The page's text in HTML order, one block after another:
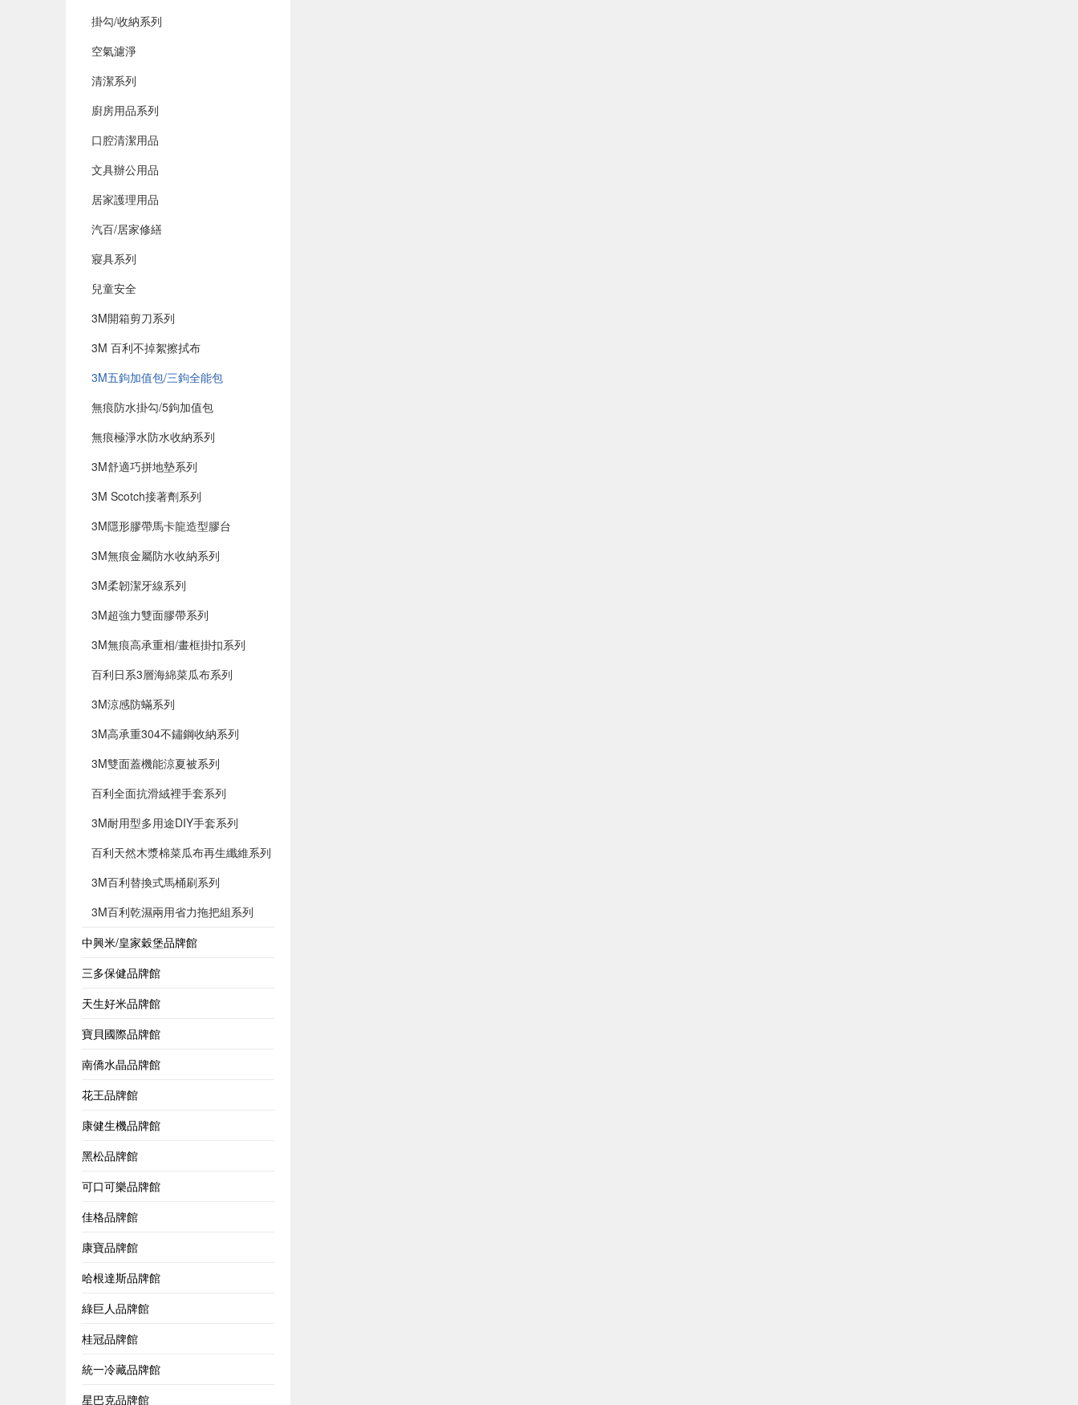
掛勾/收納系列
空氣濾淨
清潔系列
廚房用品系列
口腔清潔用品
文具辦公用品
居家護理用品
汽百/居家修繕
寢具系列
兒童安全
3M開箱剪刀系列
3M 百利不掉絮擦拭布
3M五鉤加值包/三鉤全能包
無痕防水掛勾/5鉤加值包
無痕極淨水防水收納系列
3M舒適巧拼地墊系列
3M Scotch接著劑系列
3M隱形膠帶馬卡龍造型膠台
3M無痕金屬防水收納系列
3M柔韌潔牙線系列
3M超強力雙面膠帶系列
3M無痕高承重相/畫框掛扣系列
百利日系3層海綿菜瓜布系列
3M涼感防蟎系列
3M高承重304不鏽鋼收納系列
3M雙面蓋機能涼夏被系列
百利全面抗滑絨裡手套系列
3M耐用型多用途DIY手套系列
百利天然木漿棉菜瓜布再生纖維系列
3M百利替換式馬桶刷系列
3M百利乾濕兩用省力拖把組系列
中興米/皇家穀堡品牌館
三多保健品牌館
天生好米品牌館
寶貝國際品牌館
南僑水晶品牌館
花王品牌館
康健生機品牌館
黑松品牌館
可口可樂品牌館
佳格品牌館
康寶品牌館
哈根達斯品牌館
綠巨人品牌館
桂冠品牌館
統一冷藏品牌館
星巴克品牌館